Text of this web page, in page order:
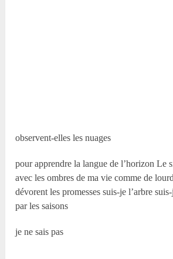
observent-elles les nuages
pour apprendre la langue de l’horizon Le
avec les ombres de ma vie comme de
dévorent les promesses suis-je l’arbre
par les saisons
je ne sais pas